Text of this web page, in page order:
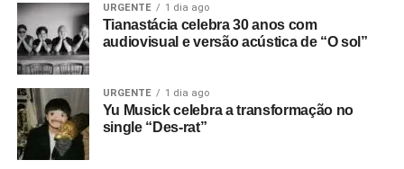
sugerimos R$ 10 por mês.
URGENTE 1 dia ago
Tianastácia celebra 30 anos com
audiovisual e versão acústica de “O sol”
URGENTE 1 dia ago
Yu Musick celebra a transformação no
single “Des-rat”